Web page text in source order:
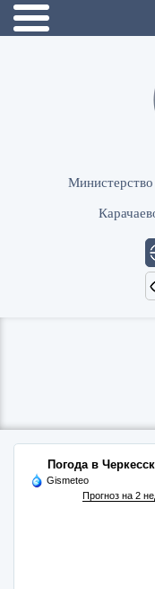
Министерство
Погода в
Gismeteo
Прогноз на 2